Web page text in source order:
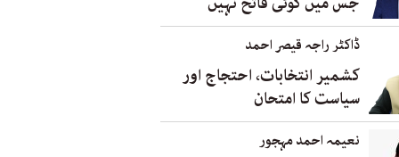
ڈاکٹر راجہ قیصر احمد
کشمیر انتخابات، احتجاج اور
سیاست کا امتحان
نعیمہ احمد مہجور